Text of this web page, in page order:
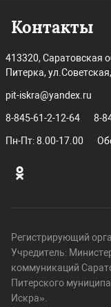
Контакты
413320, Саратовская
Питерка,
pit-iskra@yandex.ru
8-845-61-2-12-64 8-
Пн-Пт: 8.00-17.00
Регистрирующий
Учредитель:
коммуникаций
Питерского
Искра».